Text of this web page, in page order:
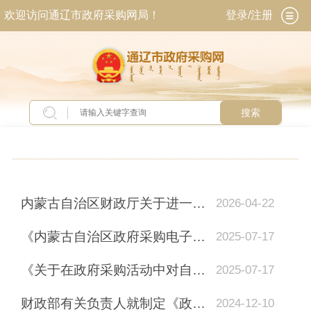
欢迎访问通辽市政府采购网局！ 登录/注册
搜索
当前位置：首页>政务公开>政策解读
内蒙古自治区财政厅关于进一步健全政府采购内部控制制度的通知 2026-04-22
《内蒙古自治区政府采购电子卖场管理办法》解读 2025-07-17
《关于在政府采购活动中对自欧盟进口的医疗器械采取相关措施的通知》政策问答 2025-07-17
财政部有关负责人就制定《政府采购框架协议采购方式管理暂行办法》答记者问 2024-12-10